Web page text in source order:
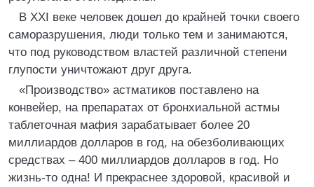
В XXI веке человек дошел до крайней точки своего
саморазрушения, люди только тем и занимаются,
что под руководством властей различной степени
глупости уничтожают друг друга.
«Производство» астматиков поставлено на
конвейер, на препаратах от бронхиальной астмы
таблеточная мафия зарабатывает более 20
миллиардов долларов в год, на обезболивающих
средствах – 400 миллиардов долларов в год. Но
жизнь-то одна! И прекраснее здоровой, красивой и